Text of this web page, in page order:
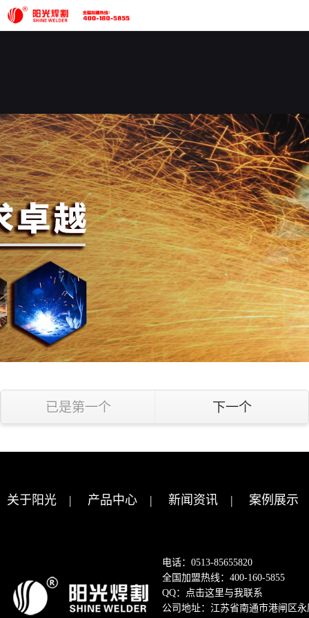
已是第一个 下一个
关于阳光 | 产品中心 | 新闻资讯 | 案例展示
电话：0513-85655820
全国加盟热线：400-160-5855
QQ： 点击这里与我联系
公司地址：江苏省南通市港闸区永